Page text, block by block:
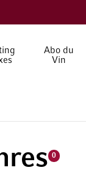
Abo du
Vin
0